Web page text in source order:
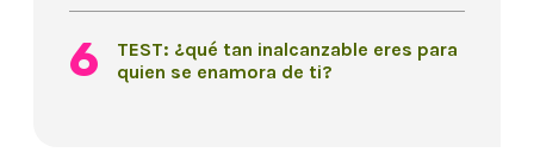
TEST: ¿qué tan inalcanzable eres para
quien se enamora de ti?